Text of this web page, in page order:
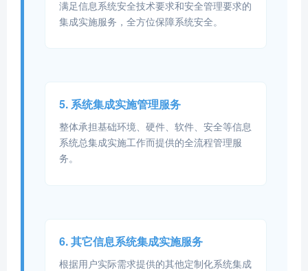
满足信息系统安全技术要求和安全管理要求的
集成实施服务，全方位保障系统安全。
5. 系统集成实施管理服务
整体承担基础环境、硬件、软件、安全等信息
系统总集成实施工作而提供的全流程管理服
务。
6. 其它信息系统集成实施服务
根据用户实际需求提供的其他定制化系统集成